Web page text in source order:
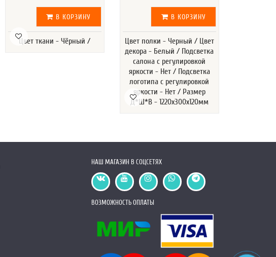
В КОРЗИНУ
Цвет ткани - Чёрный /
В КОРЗИНУ
Цвет полки - Черный / Цвет
декора - Белый / Подсветка
салона с регулировкой
яркости - Нет / Подсветка
логотипа с регулировкой
яркости - Нет / Размер
Д*Ш*В - 1220х300х120мм
НАШ МАГАЗИН В СОЦСЕТЯХ
ВОЗМОЖНОСТЬ ОПЛАТЫ